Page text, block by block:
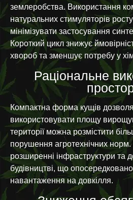
землеробства. Використання
натуральних стимуляторів
мінімізувати застосування
Короткий цикл знижує
хвороб та зменшує потребу у
Раціональне
Компактна форма кущів
використовувати площу
території можна розмістити
порушення агротехнічних
розширенні інфраструктури та
будівництві, що
навантаження на довкілля.